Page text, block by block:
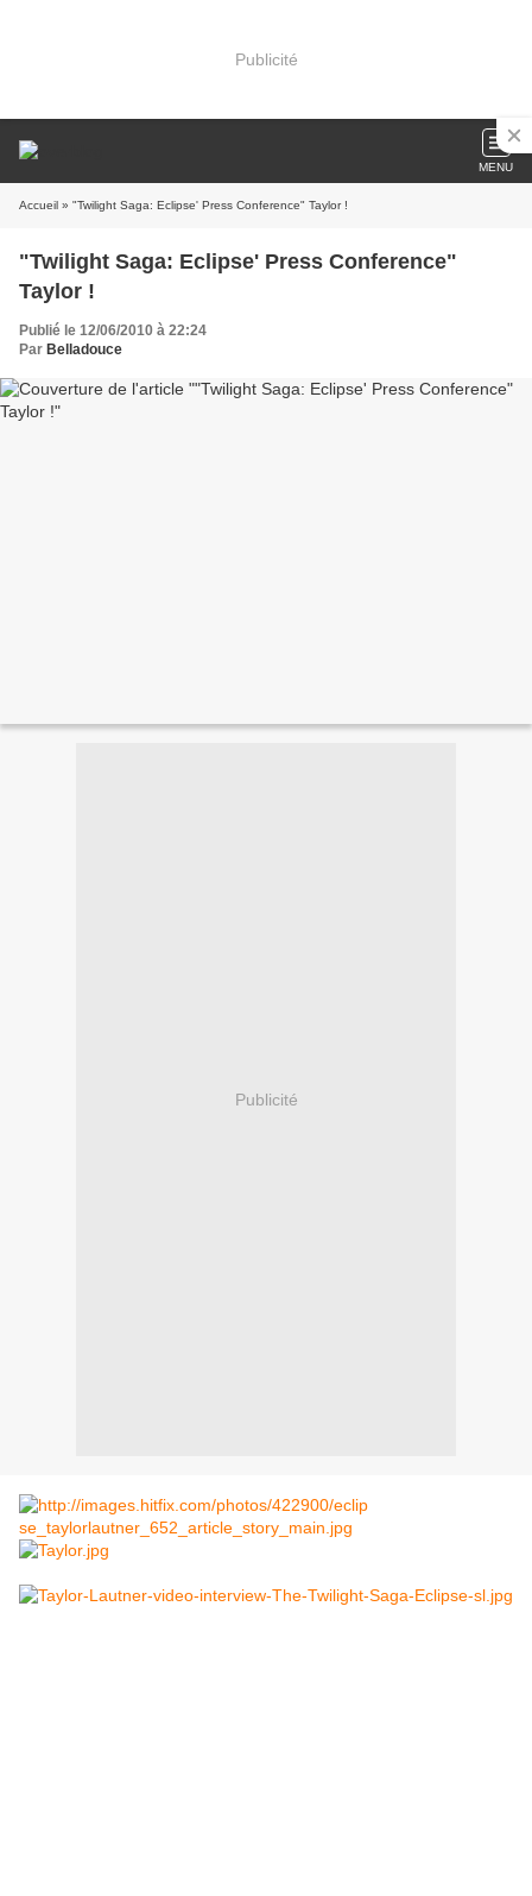
Publicité
MENU
Accueil » "Twilight Saga: Eclipse' Press Conference" Taylor !
"Twilight Saga: Eclipse' Press Conference"
Taylor !
Publié le 12/06/2010 à 22:24
Par Belladouce
Publicité